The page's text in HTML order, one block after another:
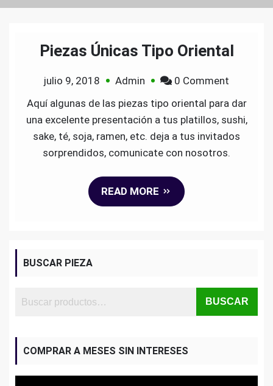
Piezas Únicas Tipo Oriental
julio 9, 2018 Admin 0 Comment
Piezas
Únicas
Aquí algunas de las piezas tipo oriental para dar
una excelente presentación a tus platillos, sushi,
sake, té, soja, ramen, etc. deja a tus invitados
sorprendidos, comunicate con nosotros.
READ MORE
BUSCAR PIEZA
BUSCAR
COMPRAR A MESES SIN INTERESES